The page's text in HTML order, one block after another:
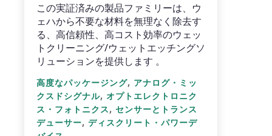
この実証済みの製品ファミリーは、ウ
ェハから不要な材料を無理なく除去す
る、高信頼性、高コスト効率のウェッ
トクリーニング/ウェットエッチングソ
リューションを提供します 。
高度なパッケージング, アナログ・ミッ
クスドシグナル, オプトエレクトロニク
ス・フォトニクス, センサーとトランス
デューサー, ディスクリート・パワーデ